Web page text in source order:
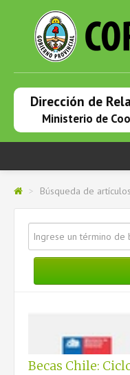
Dirección de
Ministerio de
RELACIONES
PRENSA
COOPERACIÓN
CONTACTO
> Búsqueda de
Becas Chile: